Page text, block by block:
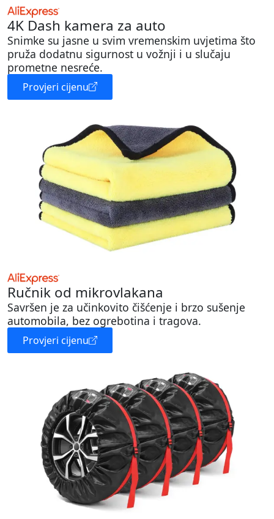
4K Dash kamera za auto
Snimke su jasne u svim vremenskim uvjetima što
pruža dodatnu sigurnost u vožnji i u slučaju
prometne nesreće.
Provjeri cijenu
Ručnik od mikrovlakana
Savršen je za učinkovito čišćenje i brzo sušenje
automobila, bez ogrebotina i tragova.
Provjeri cijenu